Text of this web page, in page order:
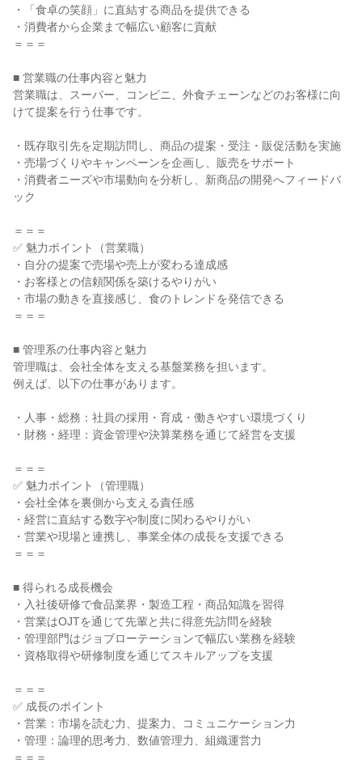
・「食卓の笑顔」に直結する商品を提供できる
・消費者から企業まで幅広い顧客に貢献
＝＝＝
■ 営業職の仕事内容と魅力
営業職は、スーパー、コンビニ、外食チェーンなどのお客様に向
けて提案を行う仕事です。
・既存取引先を定期訪問し、商品の提案・受注・販促活動を実施
・売場づくりやキャンペーンを企画し、販売をサポート
・消費者ニーズや市場動向を分析し、新商品の開発へフィードバ
ック
＝＝＝
✅ 魅力ポイント（営業職）
・自分の提案で売場や売上が変わる達成感
・お客様との信頼関係を築けるやりがい
・市場の動きを直接感じ、食のトレンドを発信できる
＝＝＝
■ 管理系の仕事内容と魅力
管理職は、会社全体を支える基盤業務を担います。
例えば、以下の仕事があります。
・人事・総務：社員の採用・育成・働きやすい環境づくり
・財務・経理：資金管理や決算業務を通じて経営を支援
＝＝＝
✅ 魅力ポイント（管理職）
・会社全体を裏側から支える責任感
・経営に直結する数字や制度に関わるやりがい
・営業や現場と連携し、事業全体の成長を支援できる
＝＝＝
■ 得られる成長機会
・入社後研修で食品業界・製造工程・商品知識を習得
・営業はOJTを通じて先輩と共に得意先訪問を経験
・管理部門はジョブローテーションで幅広い業務を経験
・資格取得や研修制度を通じてスキルアップを支援
＝＝＝
✅ 成長のポイント
・営業：市場を読む力、提案力、コミュニケーション力
・管理：論理的思考力、数値管理力、組織運営力
＝＝＝